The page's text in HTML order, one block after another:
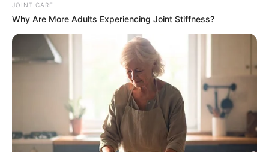
JOINT CARE
Why Are More Adults Experiencing Joint Stiffness?